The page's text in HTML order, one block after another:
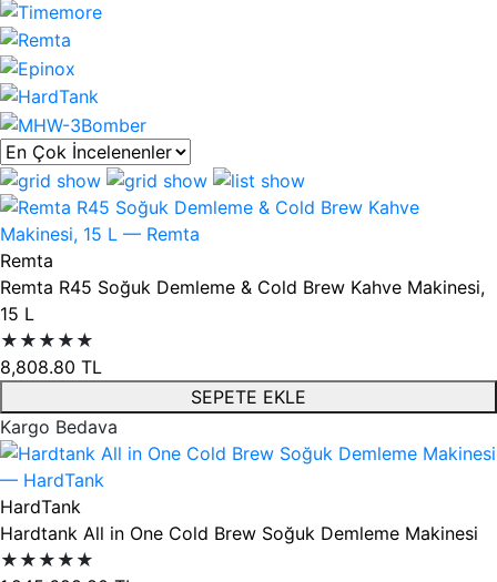
Ürün listesi
Remta
Remta R45 Soğuk Demleme & Cold Brew Kahve Makinesi,
15 L
★★★★★
8,808.80 TL
SEPETE EKLE
Kargo Bedava
HardTank
Hardtank All in One Cold Brew Soğuk Demleme Makinesi
★★★★★